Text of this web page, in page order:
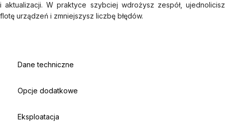
Dane techniczne
Opcje dodatkowe
Eksploatacja
i aktualizacji. W praktyce szybciej wdrożysz zespół, ujednolicisz
flotę urządzeń i zmniejszysz liczbę błędów.